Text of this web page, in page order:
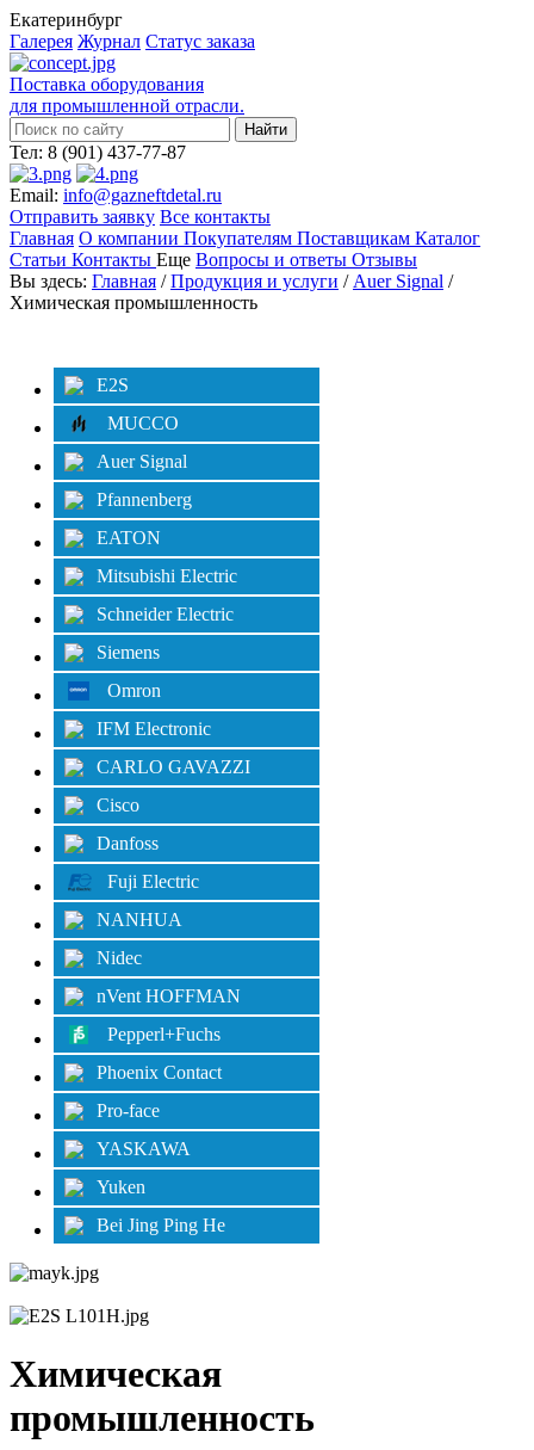
Екатеринбург
Галерея Журнал Статус заказа
Поставка оборудования
для промышленной отрасли.
Тел: 8 (901) 437-77-87
Email: info@gazneftdetal.ru
Отправить заявку Все контакты
Главная О компании Покупателям Поставщикам Каталог
Статьи Контакты Еще Вопросы и ответы Отзывы
Вы здесь: Главная /Продукция и услуги / Auer Signal /
Химическая промышленность
E2S
MUCCO
Auer Signal
Pfannenberg
EATON
Mitsubishi Electric
Schneider Electric
Siemens
Omron
IFM Electronic
CARLO GAVAZZI
Cisco
Danfoss
Fuji Electric
NANHUA
Nidec
nVent HOFFMAN
Pepperl+Fuchs
Phoenix Contact
Pro-face
YASKAWA
Yuken
Bei Jing Ping He
Химическая
промышленность